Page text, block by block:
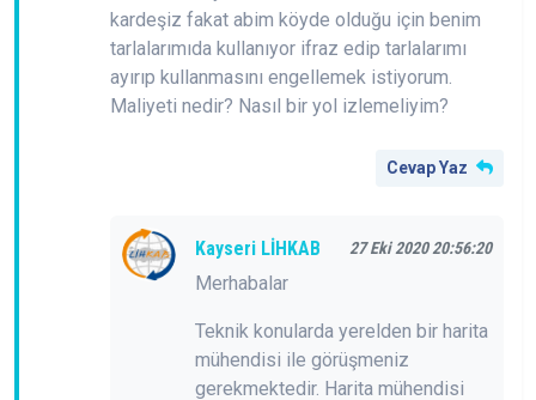
kardeşiz fakat abim köyde olduğu için benim
tarlalarımıda kullanıyor ifraz edip tarlalarımı
ayırıp kullanmasını engellemek istiyorum.
Maliyeti nedir? Nasıl bir yol izlemeliyim?
Cevap Yaz
Kayseri LİHKAB 27 Eki 2020 20:56:20
Merhabalar
Teknik konularda yerelden bir harita
mühendisi ile görüşmeniz
gerekmektedir. Harita mühendisi